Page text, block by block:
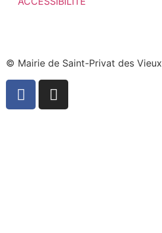
© Mairie de Saint-Privat des Vieux​